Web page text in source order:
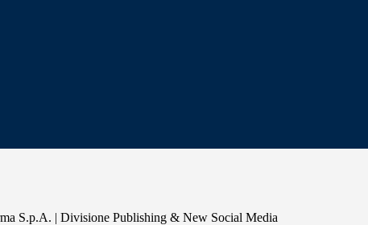
S.p.A. | Divisione Publishing & New Social Media